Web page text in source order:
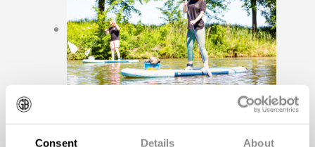
Consent Details About